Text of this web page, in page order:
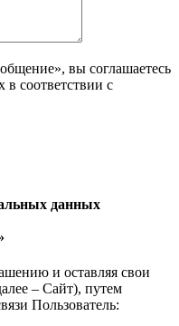
вы соглашаетесь
соответствии с
данных
и оставляя свои
– Сайт), путем
Пользователь: